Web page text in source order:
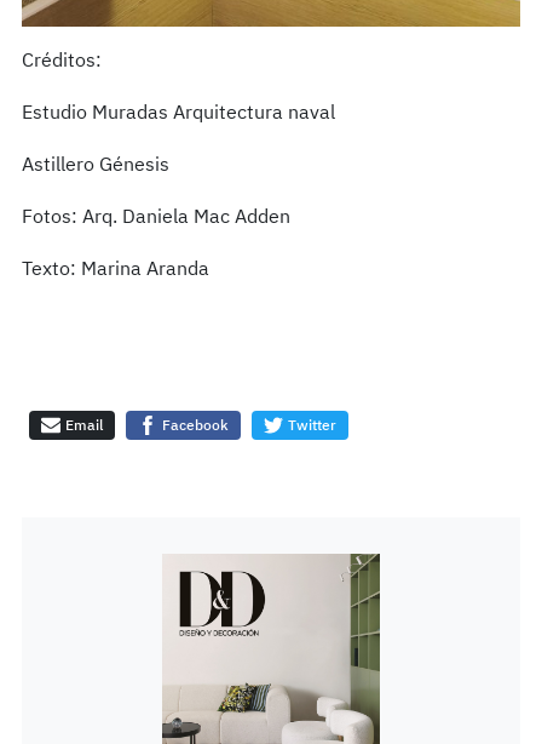
Créditos:
Estudio Muradas Arquitectura naval
Astillero Génesis
Fotos: Arq. Daniela Mac Adden
Texto: Marina Aranda
Email Facebook Twitter